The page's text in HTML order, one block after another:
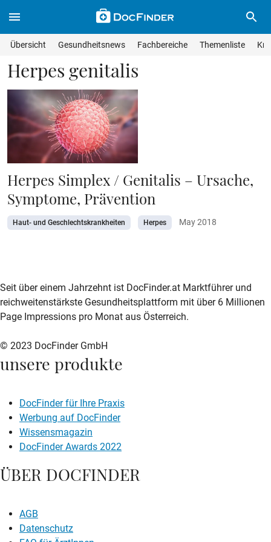
Übersicht Gesundheitsnews Fachbereiche ThemenlisteSuche
Herpes genitalis
Herpes Simplex / Genitalis – Ursache,
Symptome, Prävention
Haut- und Geschlechtskrankheiten Herpes May 2018
zur DocFinder-Startseite
logo icon
Seit über einem Jahrzehnt ist DocFinder.at Marktführer und
reichweitenstärkste Gesundheitsplattform mit über 6 Millionen
Page Impressions pro Monat aus Österreich.
© 2023 DocFinder GmbH
unsere produkte
DocFinder für Ihre Praxis
Werbung auf DocFinder
Wissensmagazin
DocFinder Awards 2022
ÜBER DOCFINDER
AGB
Datenschutz